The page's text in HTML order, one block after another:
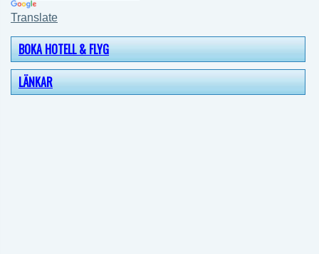
Translate
BOKA HOTELL & FLYG
LÄNKAR